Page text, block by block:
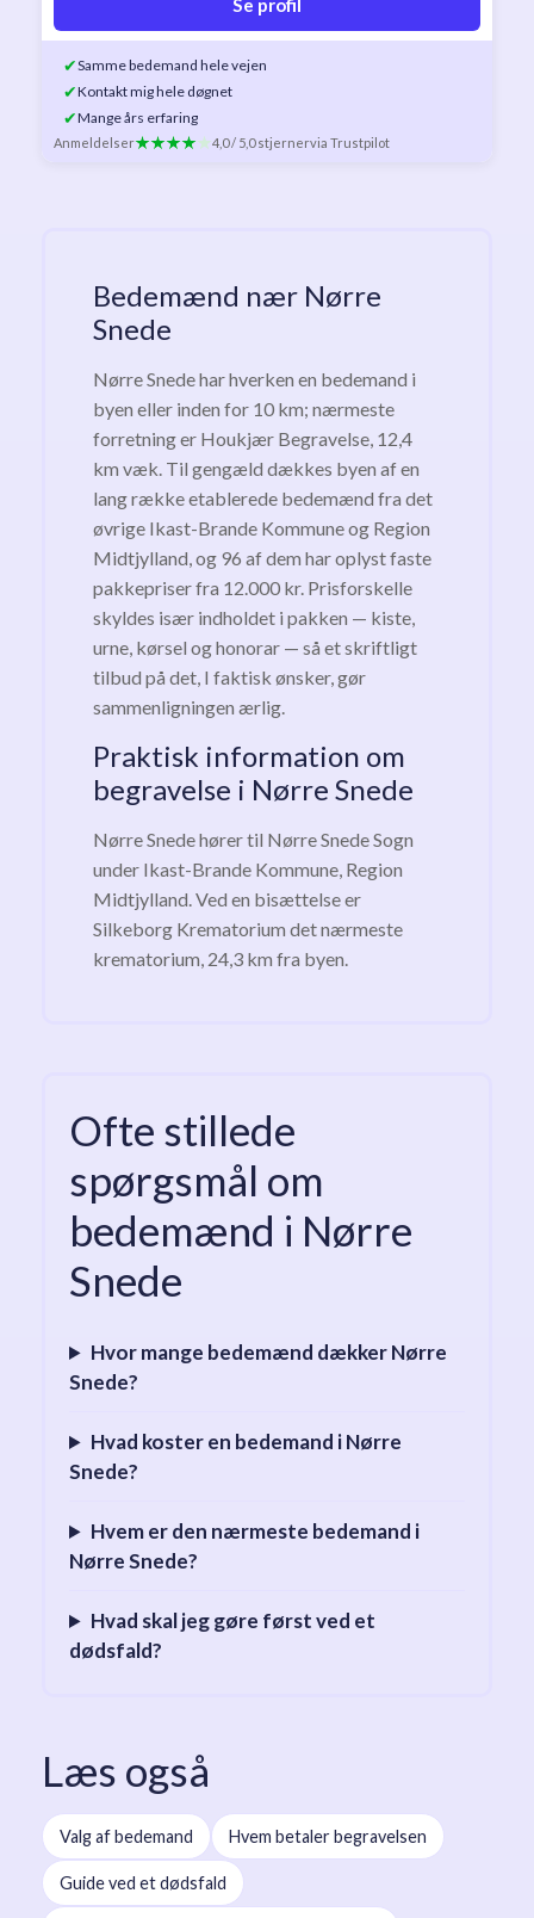
Se profil
✔Samme bedemand hele vejen
✔Kontakt mig hele døgnet
✔Mange års erfaring
Anmeldelser 4,0 / 5,0 stjernervia Trustpilot
Bedemænd nær Nørre
Snede
Nørre Snede har hverken en bedemand i
byen eller inden for 10 km; nærmeste
forretning er Houkjær Begravelse, 12,4
km væk. Til gengæld dækkes byen af en
lang række etablerede bedemænd fra det
øvrige Ikast-Brande Kommune og Region
Midtjylland, og 96 af dem har oplyst faste
pakkepriser fra 12.000 kr. Prisforskelle
skyldes især indholdet i pakken — kiste,
urne, kørsel og honorar — så et skriftligt
tilbud på det, I faktisk ønsker, gør
sammenligningen ærlig.
Praktisk information om
begravelse i Nørre Snede
Nørre Snede hører til Nørre Snede Sogn
under Ikast-Brande Kommune, Region
Midtjylland. Ved en bisættelse er
Silkeborg Krematorium det nærmeste
krematorium, 24,3 km fra byen.
Ofte stillede
spørgsmål om
bedemænd i Nørre
Snede
Hvor mange bedemænd dækker Nørre
Snede?
Hvad koster en bedemand i Nørre
Snede?
Hvem er den nærmeste bedemand i
Nørre Snede?
Hvad skal jeg gøre først ved et
dødsfald?
Læs også
Valg af bedemand Hvem betaler begravelsen
Guide ved et dødsfald